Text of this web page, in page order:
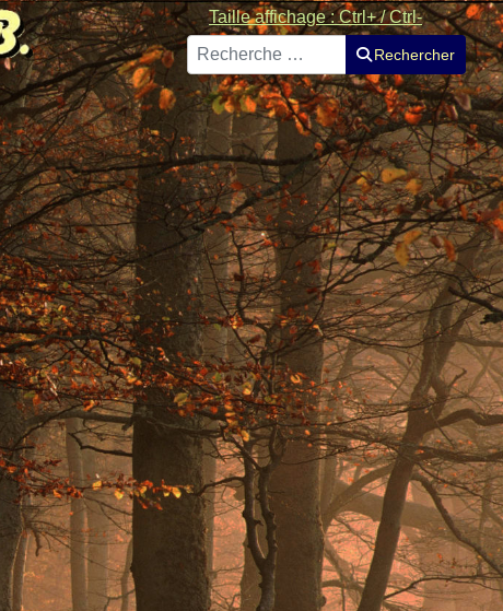
Taille affichage : Ctrl+ / Ctrl-
Rechercher
Rechercher